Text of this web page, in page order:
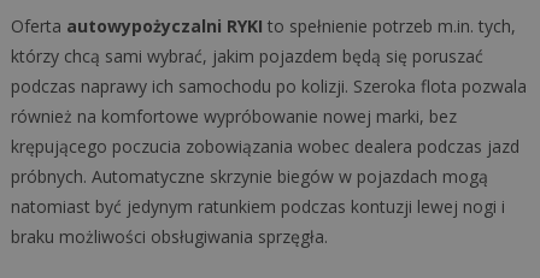
Oferta autowypożyczalni RYKI to spełnienie potrzeb m.in. tych,
którzy chcą sami wybrać, jakim pojazdem będą się poruszać
podczas naprawy ich samochodu po kolizji. Szeroka flota pozwala
również na komfortowe wypróbowanie nowej marki, bez
krępującego poczucia zobowiązania wobec dealera podczas jazd
próbnych. Automatyczne skrzynie biegów w pojazdach mogą
natomiast być jedynym ratunkiem podczas kontuzji lewej nogi i
braku możliwości obsługiwania sprzęgła.